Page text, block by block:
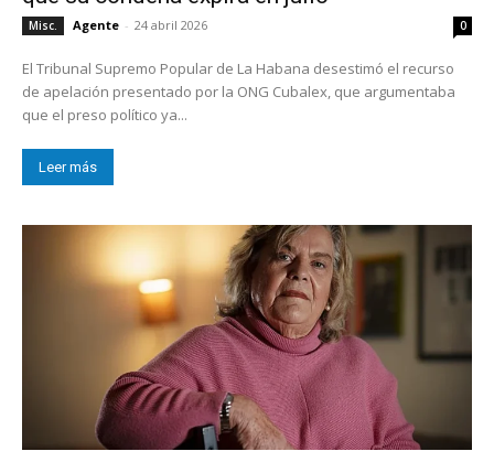
Misc. Agente - 24 abril 2026 0
El Tribunal Supremo Popular de La Habana desestimó el recurso
de apelación presentado por la ONG Cubalex, que argumentaba
que el preso político ya...
Leer más